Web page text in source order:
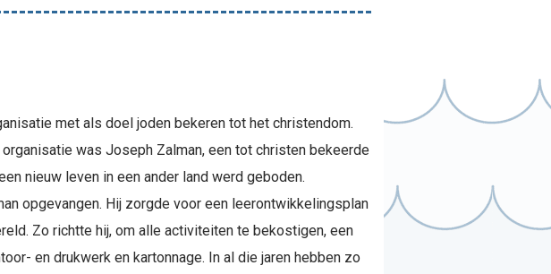
met als doel joden bekeren tot het christendom.
was Joseph Zalman, een tot christen bekeerde
nieuw leven in een ander land werd geboden.
opgevangen. Hij zorgde voor een leerontwikkelingsplan
Zo richtte hij, om alle activiteiten te bekostigen, een
en drukwerk en kartonnage. In al die jaren hebben zo